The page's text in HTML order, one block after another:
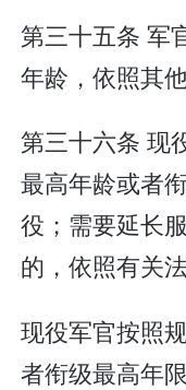
第三十五条 军
年龄，依照其
第三十六条 现
最高年龄或者
役；需要延长
的，依照有关
现役军官按照
者衔级最高年